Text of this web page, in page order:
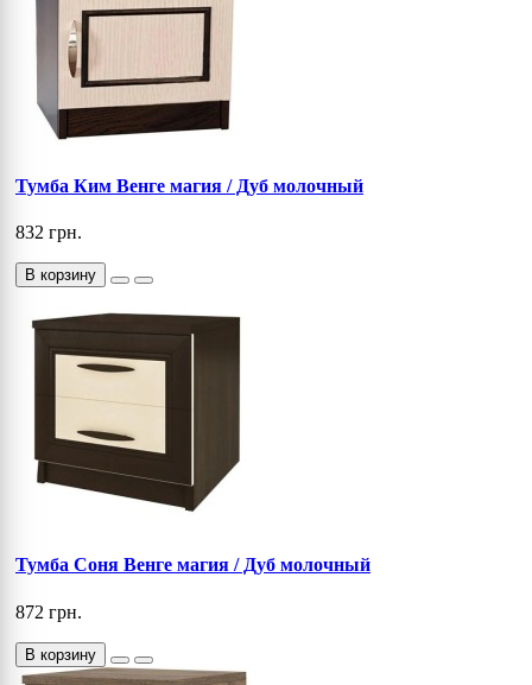
Тумба Ким Венге магия / Дуб молочный
832 грн.
В корзину
Тумба Соня Венге магия / Дуб молочный
872 грн.
В корзину